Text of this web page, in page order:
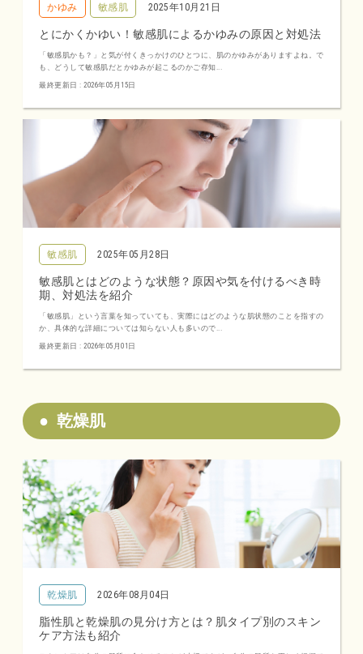
かゆみ 敏感肌 2025年10月21日
とにかくかゆい！敏感肌によるかゆみの原因と対処法
「敏感肌かも？」と気が付くきっかけのひとつに、肌のかゆみがありますよね。で
も、どうして敏感肌だとかゆみが起こるのかご存知...
最終更新日 : 2026年05月15日
敏感肌 2025年05月28日
敏感肌とはどのような状態？原因や気を付けるべき時
期、対処法を紹介
「敏感肌」という言葉を知っていても、実際にはどのような肌状態のことを指すの
か、具体的な詳細については知らない人も多いので...
最終更新日 : 2026年05月01日
乾燥肌
乾燥肌 2026年08月04日
脂性肌と乾燥肌の見分け方とは？肌タイプ別のスキン
ケア方法も紹介